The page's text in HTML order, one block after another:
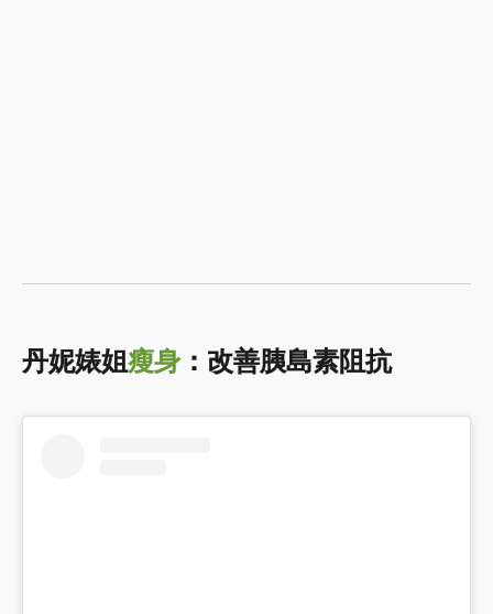
丹妮婊姐瘦身：改善胰島素阻抗